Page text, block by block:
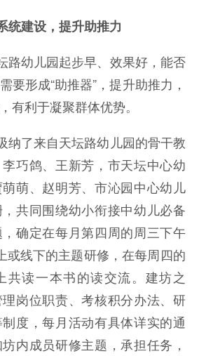
统建设，提升助推力
路幼儿园起步早、效果好，能否
要形成“助推器”，提升助推力，
有利于凝聚群体优势。
纳了来自天坛路幼儿园的骨干教
巧鸽、王新芳，市天坛中心幼
萌、赵明芳、市沁园中心幼儿
共同围绕幼小衔接中幼儿必备
确定在每月第四周的周三下午
或线下的主题研修，在每周四的
共读一本书的读交流。建坊之
岗位职责、考核积分办法、研
度，每月活动有具体详实的通
内成员研修主题，承担任务，